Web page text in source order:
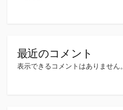
最近のコメント
表示できるコメントはありません。